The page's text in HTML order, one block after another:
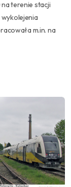
na terenie stacji
m.in. na